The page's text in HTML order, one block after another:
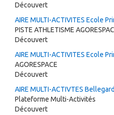
Découvert
AIRE MULTI-ACTIVITES Ecole
PISTE ATHLETISME
Découvert
AIRE MULTI-ACTIVITES Ecole
AGORESPACE
Découvert
AIRE MULTI-ACTIVTES
Plateforme Multi-Activités
Découvert